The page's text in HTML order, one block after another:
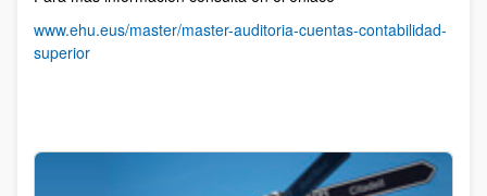
www.ehu.eus/master/master-auditoria-cuentas-contabilidad-
superior